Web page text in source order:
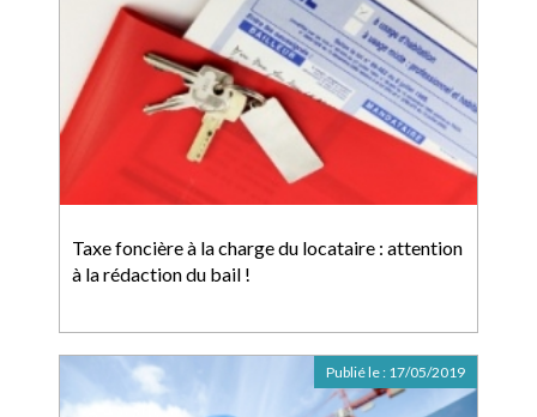
Taxe foncière à la charge du locataire : attention
à la rédaction du bail !
Publié le : 17/05/2019